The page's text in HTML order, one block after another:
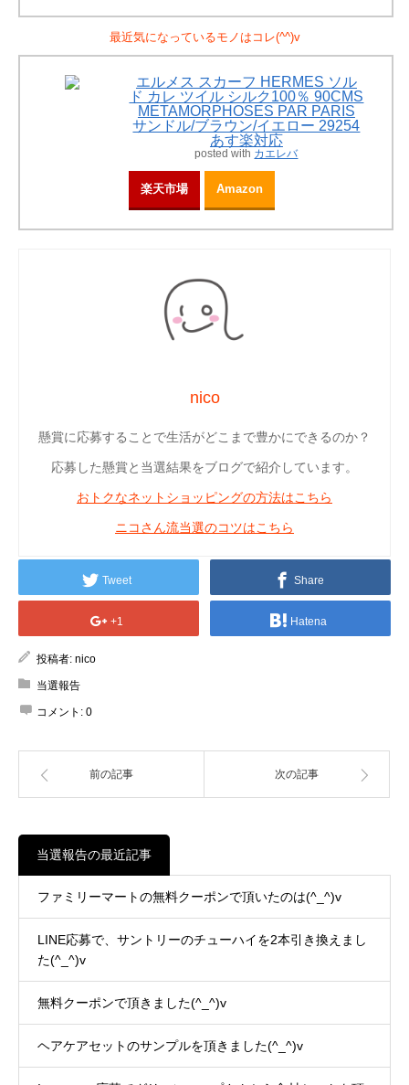
最近気になっているモノはコレ(^^)v
エルメス スカーフ HERMES ソル
ド カレ ツイル シルク100％ 90CMS
METAMORPHOSES PAR PARIS
サンドル/ブラウン/イエロー 29254
あす楽対応
posted with カエレバ
楽天市場 Amazon
nico
懸賞に応募することで生活がどこまで豊かにできるのか？
応募した懸賞と当選結果をブログで紹介しています。
おトクなネットショッピングの方法はこちら
ニコさん流当選のコツはこちら
Tweet Share
+1 Hatena
投稿者: nico
当選報告
コメント: 0
前の記事 次の記事
当選報告の最近記事
ファミリーマートの無料クーポンで頂いたのは(^_^)v
LINE応募で、サントリーのチューハイを2本引き換えまし
た(^_^)v
無料クーポンで頂きました(^_^)v
ヘアケアセットのサンプルを頂きました(^_^)v